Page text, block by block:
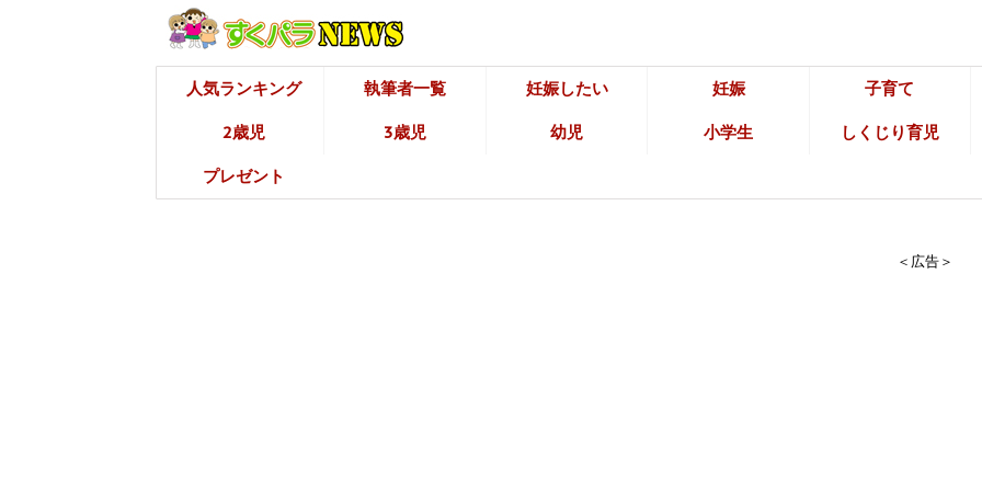
人気ランキング 執筆者一覧 妊娠したい 妊娠 子育て
2歳児 3歳児 幼児 小学生 しくじり育児
プレゼント
＜広告＞